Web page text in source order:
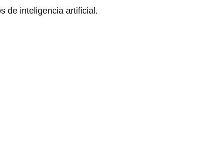
de inteligencia artificial.